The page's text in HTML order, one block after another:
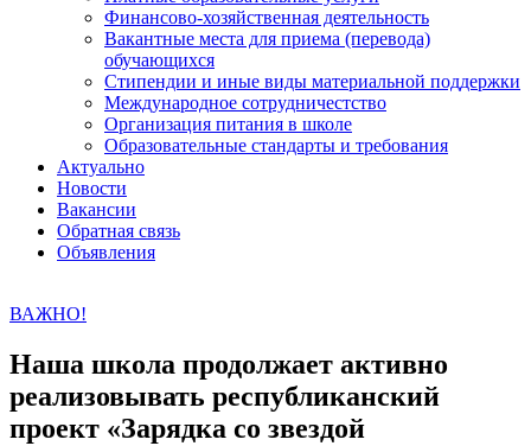
Финансово-хозяйственная деятельность
Вакантные места для приема (перевода)
обучающихся
Стипендии и иные виды материальной поддержки
Международное сотрудничестство
Организация питания в школе
Образовательные стандарты и требования
Актуально
Новости
Вакансии
Обратная связь
Объявления
ВАЖНО!
Наша школа продолжает активно
реализовывать республиканский
проект «Зарядка со звездой